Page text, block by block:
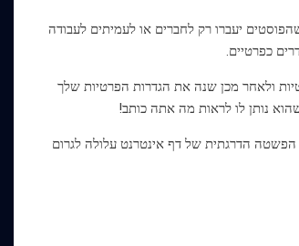
יעברו רק לחברים או לעמיתים לעבודה
כפרטיים.
ולאחר מכן שנה את הגדרות הפרטיות שלך
נותן לו לראות מה אתה כותב!
הדרגתית של דף אינטרנט עלולה לגרום